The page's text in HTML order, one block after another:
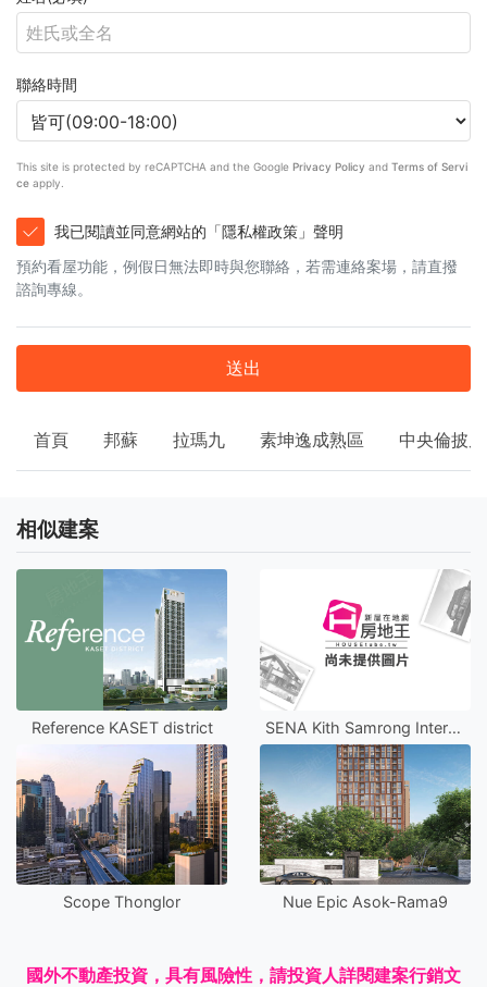
聯絡時間
This site is protected by reCAPTCHA and the Google Privacy Policy and Terms of Servi
ce apply.
我已閱讀並同意網站的「隱私權政策」聲明
預約看屋功能，例假日無法即時與您聯絡，若需連絡案場，請直撥
諮詢專線。
送出
首頁 邦蘇 拉瑪九 素坤逸成熟區 中央倫披尼
相似建案
Reference KASET district SENA Kith Samrong Interchange
Scope Thonglor Nue Epic Asok-Rama9
國外不動產投資，具有風險性，請投資人詳閱建案行銷文